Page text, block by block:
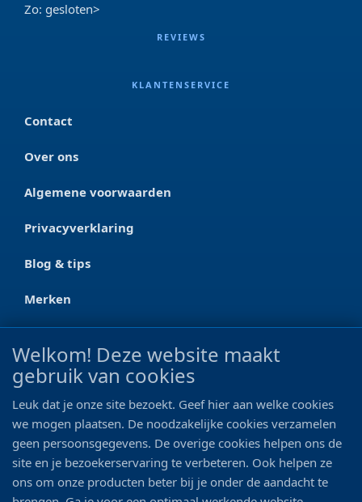
Zo: gesloten>
REVIEWS
KLANTENSERVICE
Contact
Over ons
Algemene voorwaarden
Privacyverklaring
Blog & tips
Merken
CONTACT
Ootmarsumseweg 125a
0546 - 622 990
06 - 11 19 81 42
info@bo-vis.nl
Welkom! Deze website maakt
gebruik van cookies
Leuk dat je onze site bezoekt. Geef hier aan welke cookies
we mogen plaatsen. De noodzakelijke cookies verzamelen
geen persoonsgegevens. De overige cookies helpen ons de
site en je bezoekerservaring te verbeteren. Ook helpen ze
ons om onze producten beter bij je onder de aandacht te